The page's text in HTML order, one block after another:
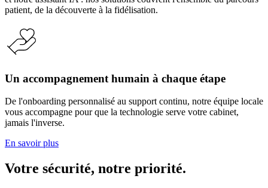
patient, de la découverte à la fidélisation.
Un accompagnement humain à chaque étape
De l'onboarding personnalisé au support continu, notre équipe locale
vous accompagne pour que la technologie serve votre cabinet,
jamais l'inverse.
En savoir plus
Votre sécurité, notre priorité.